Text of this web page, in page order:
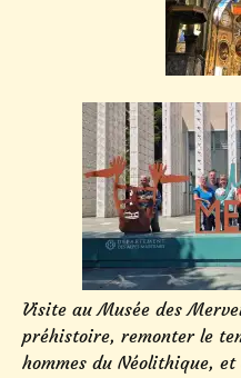
Visite au Musée des
préhistoire, remonter le
hommes du Néolithique,